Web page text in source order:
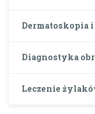
Dermatoskopia
Diagnostyka
Leczenie